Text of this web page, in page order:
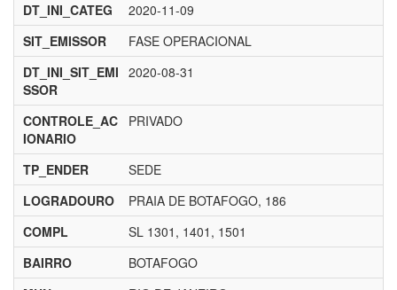
DT_INI_CATEG
2020-11-09
SIT_EMISSOR
FASE OPERACIONAL
DT_INI_SIT_EMI
SSOR
2020-08-31
CONTROLE_AC
IONARIO
PRIVADO
TP_ENDER
SEDE
LOGRADOURO
PRAIA DE BOTAFOGO, 186
COMPL
SL 1301, 1401, 1501
BAIRRO
BOTAFOGO